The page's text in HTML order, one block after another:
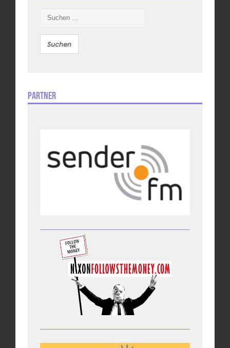
nach:
Partner